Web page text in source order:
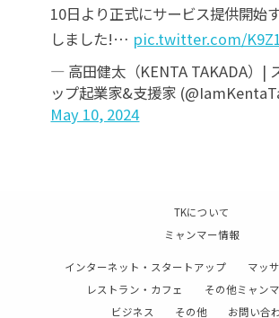
10日より正式にサービス提供開始
しました!… pic.twitter.com/
— 高田健太（KENTA TAKADA）|
ップ起業家&支援家
May 10, 2024
TKについて
ミャンマー情報
インターネット・スタートアップ
マッ
レストラン・カフェ
その他ミャン
ビジネス
その他 お問い合